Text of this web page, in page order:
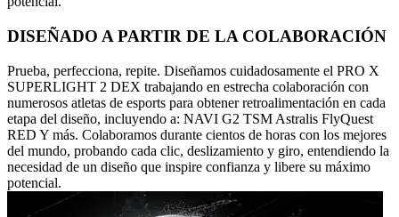
DISEÑADO A PARTIR DE LA COLABORACIÓN
Prueba, perfecciona, repite. Diseñamos cuidadosamente el PRO X
SUPERLIGHT 2 DEX trabajando en estrecha colaboración con
numerosos atletas de esports para obtener retroalimentación en cada
etapa del diseño, incluyendo a: NAVI G2 TSM Astralis FlyQuest
RED Y más. Colaboramos durante cientos de horas con los mejores
del mundo, probando cada clic, deslizamiento y giro, entendiendo la
necesidad de un diseño que inspire confianza y libere su máximo
potencial.